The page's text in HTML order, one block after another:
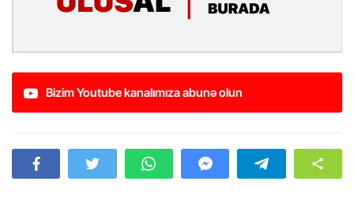
Bizim Youtube kanalımıza abunə olun